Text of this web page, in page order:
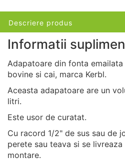
Descriere produs
Informatii
Adapatoare din fonta
bovine si cai, marca Kerbl.
Aceasta adapatoare are un
litri.
Este usor de curatat.
Cu racord 1/2" de sus sau de
perete sau teava si se
montare.